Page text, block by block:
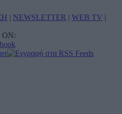
| NEWSLETTER | WEB TV |